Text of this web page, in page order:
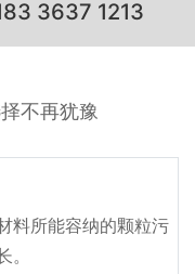
3637 1213
不再犹豫
料所能容纳的颗粒污